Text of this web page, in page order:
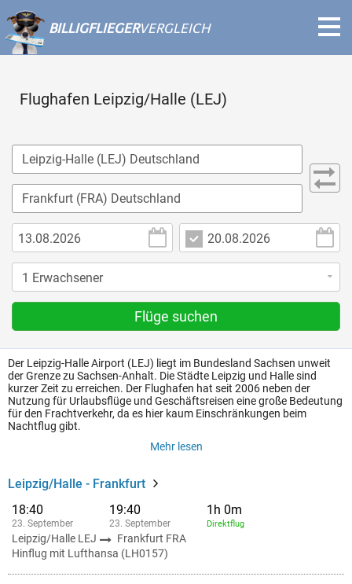
BILLIGFLIEGERVERGLEICH
Flughafen Leipzig/Halle (LEJ)
Flüge suchen
Der Leipzig-Halle Airport (LEJ) liegt im Bundesland Sachsen unweit
der Grenze zu Sachsen-Anhalt. Die Städte Leipzig und Halle sind
kurzer Zeit zu erreichen. Der Flughafen hat seit 2006 neben der
Nutzung für Urlaubsflüge und Geschäftsreisen eine große Bedeutung
für den Frachtverkehr, da es hier kaum Einschränkungen beim
Nachtflug gibt.
Mehr lesen
Leipzig/Halle - Frankfurt
18:40
23. September
19:40
23. September
1h 0m
Direktflug
Leipzig/Halle LEJ
Frankfurt FRA
Hinflug mit Lufthansa (LH0157)